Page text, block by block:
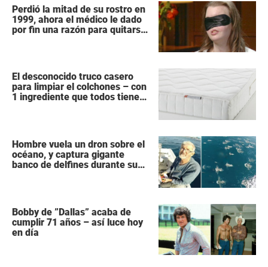
Perdió la mitad de su rostro en
1999, ahora el médico le dado
por fin una razón para quitarse
El desconocido truco casero
para limpiar el colchones – con
1 ingrediente que todos tiene
Hombre vuela un dron sobre el
océano, y captura gigante
banco de delfines durante su
Bobby de ”Dallas” acaba de
cumplir 71 años – así luce hoy
en día